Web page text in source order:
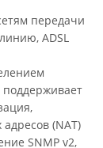
передачи
ADSL
поддерживает
(NAT)
SNMP v2,